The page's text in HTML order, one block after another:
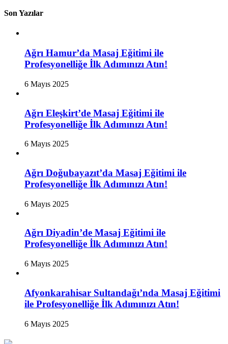
Son Yazılar
Ağrı Hamur’da Masaj Eğitimi ile
Profesyonelliğe İlk Adımınızı Atın!
6 Mayıs 2025
Ağrı Eleşkirt’de Masaj Eğitimi ile
Profesyonelliğe İlk Adımınızı Atın!
6 Mayıs 2025
Ağrı Doğubayazıt’da Masaj Eğitimi ile
Profesyonelliğe İlk Adımınızı Atın!
6 Mayıs 2025
Ağrı Diyadin’de Masaj Eğitimi ile
Profesyonelliğe İlk Adımınızı Atın!
6 Mayıs 2025
Afyonkarahisar Sultandağı’nda Masaj Eğitimi
ile Profesyonelliğe İlk Adımınızı Atın!
6 Mayıs 2025